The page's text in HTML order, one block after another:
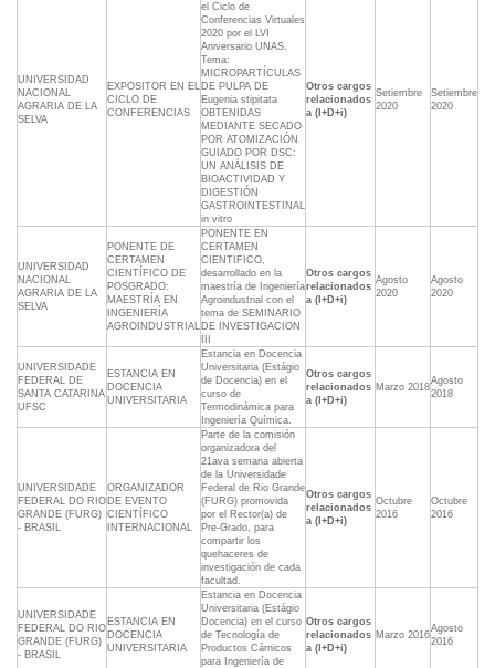
UNIVERSIDAD
NACIONAL
AGRARIA DE LA
SELVA
EXPOSITOR EN EL
CICLO DE
CONFERENCIAS
el Ciclo de
Conferencias Virtuales
2020 por el LVI
Aniversario UNAS.
Tema:
MICROPARTÍCULAS
DE PULPA DE
Eugenia stipitata
OBTENIDAS
MEDIANTE SECADO
POR ATOMIZACIÓN
GUIADO POR DSC:
UN ANÁLISIS DE
BIOACTIVIDAD Y
DIGESTIÓN
GASTROINTESTINAL
in vitro
Otros cargos
relacionados
a (I+D+i)
Setiembre
2020
Setiembre
2020
UNIVERSIDAD
NACIONAL
AGRARIA DE LA
SELVA
PONENTE DE
CERTAMEN
CIENTÍFICO DE
POSGRADO:
MAESTRÍA EN
INGENIERÍA
AGROINDUSTRIAL
PONENTE EN
CERTAMEN
CIENTIFICO,
desarrollado en la
maestría de Ingeniería
Agroindustrial con el
tema de SEMINARIO
DE INVESTIGACION
Otros cargos
relacionados
a (I+D+i)
Agosto
2020
Agosto
2020
UNIVERSIDADE
FEDERAL DE
SANTA CATARINA
UFSC
ESTANCIA EN
DOCENCIA
UNIVERSITARIA
Estancia en Docencia
Universitaria (Estágio
de Docencia) en el
curso de
Termodinámica para
Ingeniería Química.
Otros cargos
relacionados
a (I+D+i)
Marzo 2018
Agosto
2018
UNIVERSIDADE
FEDERAL DO RIO
GRANDE (FURG)
- BRASIL
ORGANIZADOR
DE EVENTO
CIENTÍFICO
INTERNACIONAL
Parte de la comisión
organizadora del
21ava semana abierta
de la Universidade
Federal de Rio Grande
(FURG) promovida
por el Rector(a) de
Pre-Grado, para
compartir los
quehaceres de
investigación de cada
facultad.
Otros cargos
relacionados
a (I+D+i)
Octubre
2016
Octubre
2016
UNIVERSIDADE
FEDERAL DO RIO
GRANDE (FURG)
- BRASIL
ESTANCIA EN
DOCENCIA
UNIVERSITARIA
Estancia en Docencia
Universitaria (Estágio
Docencia) en el curso
de Tecnología de
Productos Cárnicos
para Ingeniería de
Otros cargos
relacionados
a (I+D+i)
Marzo 2016
Agosto
2016